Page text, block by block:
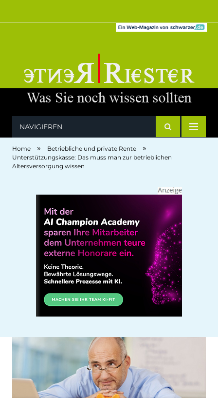
NAVIGIEREN
Home » Betriebliche und private Rente »
Unterstützungskasse: Das muss man zur betrieblichen
Altersversorgung wissen